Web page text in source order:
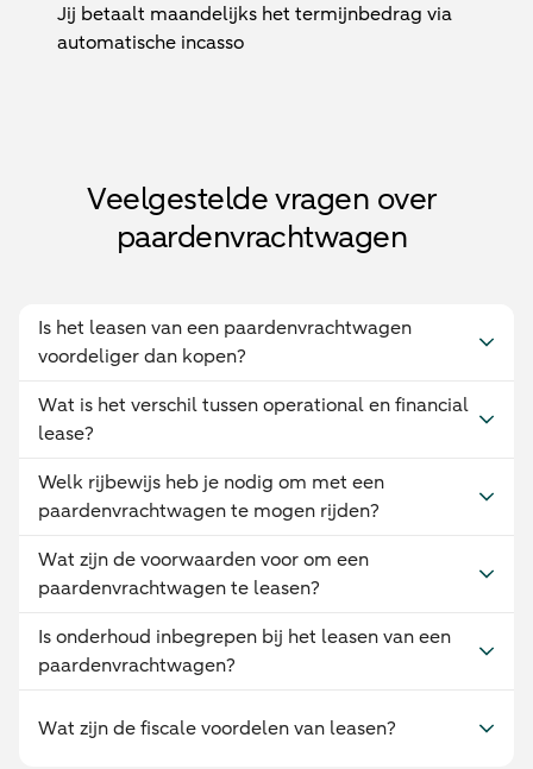
Jij betaalt maandelijks het termijnbedrag via
automatische incasso
Veelgestelde vragen over
paardenvrachtwagen
Is het leasen van een paardenvrachtwagen
voordeliger dan kopen?
Wat is het verschil tussen operational en financial
lease?
Welk rijbewijs heb je nodig om met een
paardenvrachtwagen te mogen rijden?
Wat zijn de voorwaarden voor om een
paardenvrachtwagen te leasen?
Is onderhoud inbegrepen bij het leasen van een
paardenvrachtwagen?
Wat zijn de fiscale voordelen van leasen?